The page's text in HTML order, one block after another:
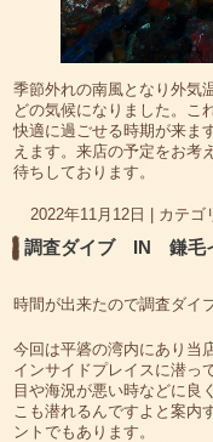
季節外れの南風となり外気
どの気候になりました。こ
快適に過ごせる時期が来ま
えます。来店の予定をお考
待ちしております。
2022年11月12日 カテゴ
調査ダイブ IN 鎌毛
時間が出来たので調査ダイ
今回は平碆の湾内にあり当
インサイドプレイスに潜っ
目や海況が悪い時などに良
こも潜れるんですよと案内
ントでもあります。